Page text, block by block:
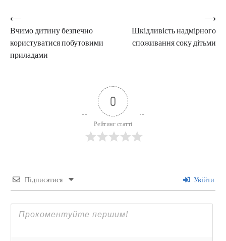
Навігація
записів
⟵
Вчимо дитину безпечно
користуватися побутовими
приладами
Шкідливість надмірного
споживання соку дітьми
⟶
0
Рейтинг статті
Підписатися Увійти